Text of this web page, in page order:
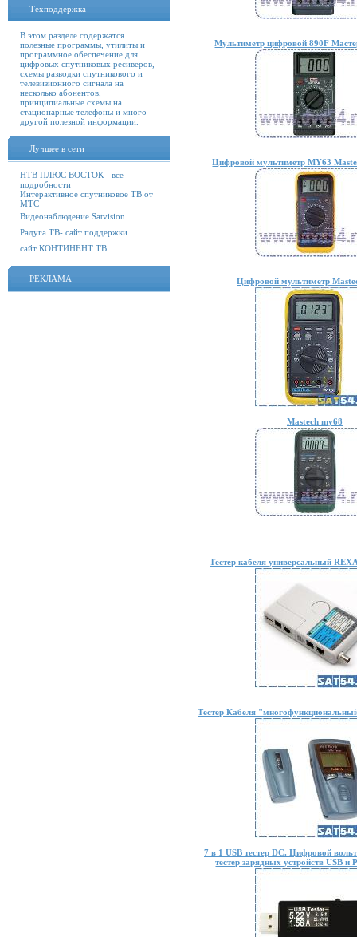
Техподдержка
В этом разделе содержатся
полезные программы, утилиты и
программное обеспечение для
цифровых спутниковых ресиверов,
схемы разводки спутникового и
телевизионного сигнала на
несколько абонентов,
принципиальные схемы на
стационарные телефоны и много
другой полезной информации.
Лучшее в сети
НТВ ПЛЮС ВОСТОК - все
подробности
Интерактивное спутниковое ТВ от
МТС
Видеонаблюдение Satvision
Радуга ТВ- сайт поддержки
сайт КОНТИНЕНТ ТВ
РЕКЛАМА
Мультиметр цифровой 890F
Цифровой мультиметр MY63
Цифровой мультиметр
Mastech my68
Тестер кабеля универсальный
Тестер Кабеля
7 в 1 USB тестер DC. Цифровой
тестер зарядных устройств USB